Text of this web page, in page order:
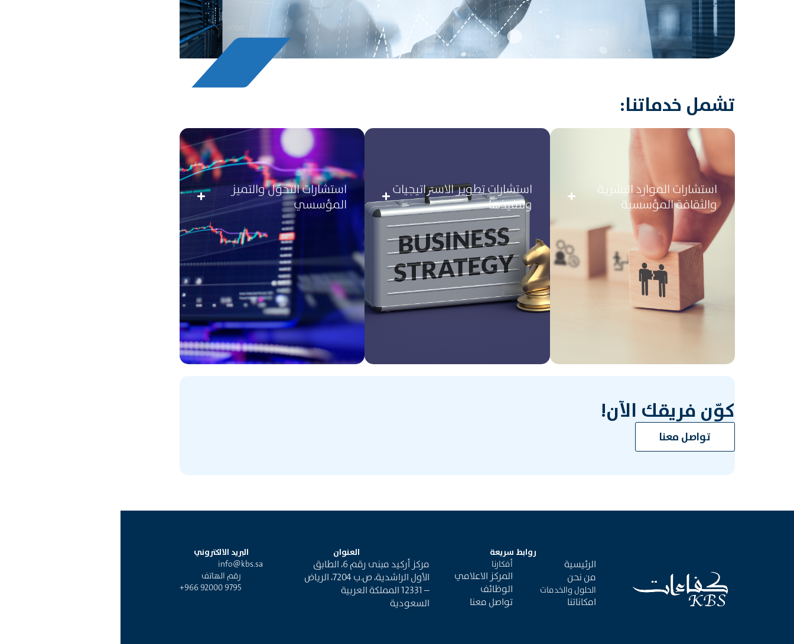
تشمل خدماتنا:
اﺳﺘﺸﺎرات اﻟﻤﻮارد اﻟﺒﺸﺮﻳﺔ
واﻟﺜﻘﺎﻓﺔ اﻟﻤﺆﺳﺴﻴﺔ
اﺳﺘﺸﺎرات ﺗﻄﻮﻳﺮ اﻻﺳﱰاﺗﻴﺠﻴﺎت
وﺗﻨﻔﻴﺬﻫﺎ
اﺳﺘﺸﺎرات اﻟﺘﺤﻮّل واﻟﺘﻤﻴﺰ
اﻟﻤﺆﺳﺴﻲ
كوّن فريقك الآن!
تواصل معنا
روابط سريعة
الرئيسية
من نحن
الحلول والخدمات
امكاناتنا
أفكارنا
المركز الاعلامي
الوظائف
تواصل معنا
العنوان
مركز أركيد مبنى رقم 6، الطابق
الأول الراشدية، ص.ب 7204، الرياض
– 12331 المملكة العربية
السعودية
البريد الالكتروني
info@kbs.sa
رقم الهاتف
+966 92000 9795